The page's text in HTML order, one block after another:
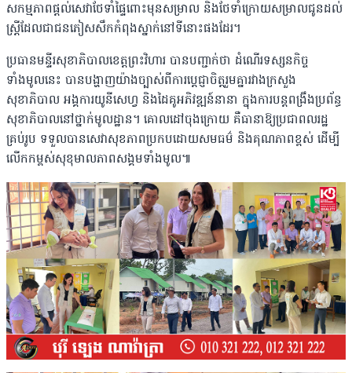
សកម្មភាពផ្តល់សេវាថែទាំផ្ទៃពោះមុនសម្រាល និងថែទាំក្រោយសម្រាលជូនដល់
ស្ត្រីដែលជាជនភៀសសឹកកំពុងស្នាក់នៅទីនោះផងដែរ។
ប្រធានមន្ទីរសុខាភិបាលខេត្តព្រះវិហារ បានបញ្ជាក់ថា ដំណើរទស្សនកិច្ច
ទាំងមូលនេះ បានបង្ហាញយ៉ាងច្បាស់ពីការប្តេជ្ញាចិត្តរួមគ្នារវាងក្រសួង
សុខាភិបាល អង្គការយូនីសេហ្វ និងដៃគូអភិវឌ្ឍន៍នានា ក្នុងការបន្តពង្រឹងប្រព័ន្ធ
សុខាភិបាលនៅថ្នាក់មូលដ្ឋាន។ គោលដៅចុងក្រោយ គឺធានាឱ្យប្រជាពលរដ្ឋ
គ្រប់រូប ទទួលបានសេវាសុខភាពប្រកបដោយសមធម៌ និងគុណភាពខ្ពស់ ដើម្បី
លើកកម្ពស់សុខុមាលភាពសង្គមទាំងមូល៕